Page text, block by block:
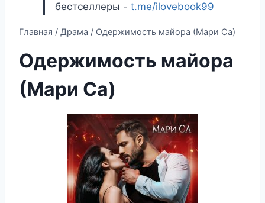
бестселлеры - t.me/ilovebook99
Главная / Драма / Одержимость майора (Мари Са)
Одержимость майора
(Мари Са)